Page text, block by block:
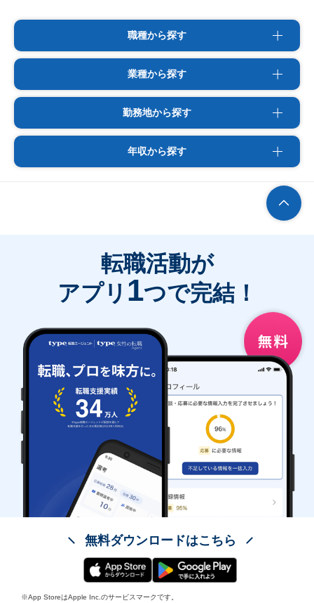
職種から探す
業種から探す
勤務地から探す
年収から探す
転職活動が
アプリ 1つで完結！
無料ダウンロードはこちら
※App StoreはApple Inc.のサービスマークです。